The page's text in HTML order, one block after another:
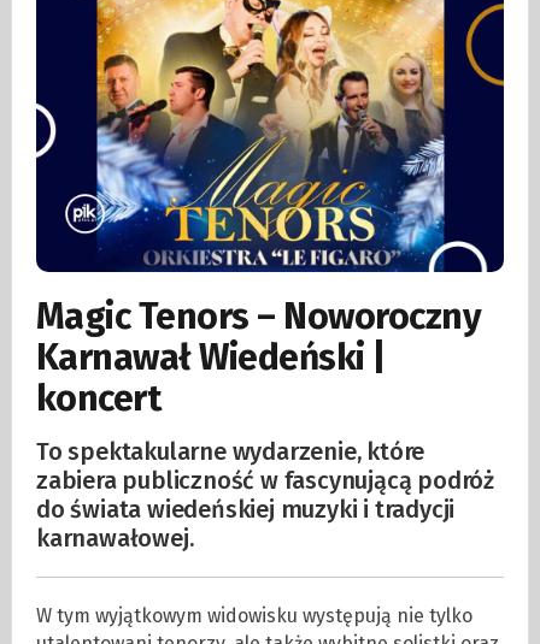
Magic Tenors – Noworoczny
Karnawał Wiedeński |
koncert
To spektakularne wydarzenie, które
zabiera publiczność w fascynującą podróż
do świata wiedeńskiej muzyki i tradycji
karnawałowej.
W tym wyjątkowym widowisku występują nie tylko